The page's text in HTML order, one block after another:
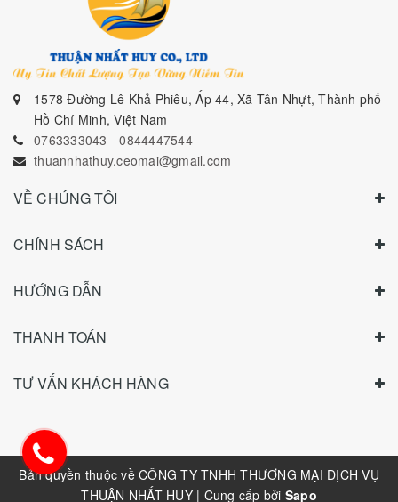
1578 Đường Lê Khả Phiêu, Ấp 44, Xã Tân Nhựt, Thành phố
Hồ Chí Minh, Việt Nam
0763333043 -0844447544
thuannhathuy.ceomai@gmail.com
VỀ CHÚNG TÔI
CHÍNH SÁCH
HƯỚNG DẪN
THANH TOÁN
TƯ VẤN KHÁCH HÀNG
Bản quyền thuộc về CÔNG TY TNHH THƯƠNG MẠI DỊCH VỤ
THUẬN NHẤT HUY| Cung cấp bởi Sapo